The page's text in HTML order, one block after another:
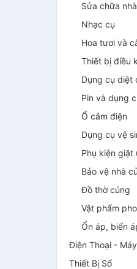
Sửa chữa
Nhạc cụ
Hoa tươi và
Thiết bị điều
Dụng cụ diệt
Pin và dụng
Ổ cắm điện
Dụng cụ vệ
Phụ kiện giặt
Bảo vệ nhà
Đồ thờ cúng
Vật phẩm
Ổn áp, biến
Điện Thoại -
Thiết Bị Số